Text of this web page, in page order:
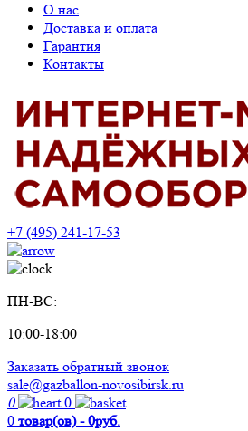
О нас
Доставка и оплата
Гарантия
Контакты
+7 (495) 241-17-53
ПН-ВС:
10:00-18:00
Заказать обратный звонок
sale@gazballon-novosibirsk.ru
0
0
0 товар(ов) - 0руб.